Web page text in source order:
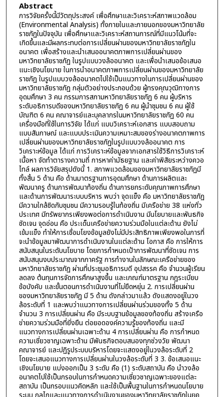
Abstract
การวิจัยครั้งนี้มีวัตถุประสงค์ เพื่อศึกษาและวิเคราะห์สภาพแวดล้อม
(Environmental Analysis) ทั้งภายในและภายนอกของมหาวิทยาลัย
ราชภัฏในปัจจุบัน เพื่อศึกษาและวิเคราะห์สถานการณ์ที่มีแนวโน้มที่จะ
เกิดขึ้นและมีผลกระทบต่อการเปลี่ยนผ่านของมหาวิทยาลัยราชภัฏใน
อนาคต เพื่อสร้างและนำเสนออนาคตภาพการเปลี่ยนผ่านของ
มหาวิทยาลัยราชภัฏ ในรูปแบบวงล้ออนาคต และเพื่อนำเสนอข้อเสนอ
แนะเชิงนโยบาย ในการนำอนาคตภาพการเปลี่ยนผ่านของมหาวิทยาลัย
ราชภัฏ ในรูปแบบวงล้ออนาคตไปใช้เป็นแนวทางในการเปลี่ยนผ่านของ
มหาวิทยาลัยราชภัฏ กลุ่มตัวอย่างประกอบด้วย ผู้ทรงคุณวุฒิทางการ
อุดมศึกษา 3 คน กรรมการสภามหาวิทยาลัยราชภัฏ 6 คน ผู้บริหาร
ระดับอธิการบดีของมหาวิทยาลัยราชภัฏ 6 คน ผู้นำชุมชน 6 คน ผู้ใช้
บัณฑิต 6 คน คณาจารย์และบุคลากรในมหาวิทยาลัยราชภัฏ 60 คน
เครื่องมือที่ใช้ในการวิจัย ได้แก่ แบบวิเคราะห์เอกสาร แบบสอบถาม
แบบสัมภาษณ์ และแบบประเมินความเหมาะสมของร่างอนาคตภาพการ
เปลี่ยนผ่านของมหาวิทยาลัยราชภัฏในรูปแบบวงล้ออนาคต การ
วิเคราะห์ข้อมูล ได้แก่ การวิเคราะห์ข้อมูลจากเอกสารใช้วิธีการวิเคราะห์
เนื้อหา จัดทำตารางความถี่ การหาค่ามัธยฐาน และค่าพิสัยระหว่างควอ
ไทล์ ผลการวิจัยสรุปดังนี้ 1. สภาพแวดล้อมของมหาวิทยาลัยราชภัฏมี
ทั้งสิ้น 5 ด้าน คือ ด้านมาตรฐานการอุดมศึกษา ด้านการผลิตและ
พัฒนาครู ด้านการพัฒนาท้องถิ่น ด้านการยกระดับคุณภาพการศึกษา
และด้านการพัฒนาระบบบริหาร พบว่า จุดแข็ง คือ มหาวิทยาลัยราชภัฏ
มีความใกล้ชิดกับชุมชน มีความรอบรู้ในท้องถิ่น มีเครือข่าย 38 แห่งทั่ว
ประเทศ มีทรัพยากรเพียงพอต่อการดำเนินงาน มีนโยบายและพันธกิจ
ชัดเจน จุดอ่อน คือ ประเด็นเครือข่ายความร่วมมือในแต่ละด้าน ยังไม่
เข้มแข็ง ทำให้การเชื่อมโยงข้อมูลยังไม่มีประสิทธิภาพเพียงพอในการที่
จะนำข้อมูลมาพัฒนาการดำเนินงานในแต่ละด้าน โอกาส คือ การให้การ
สนับสนุนในระดับนโยบาย โดยการกำหนดเป้าการพัฒนาที่ชัดเจน การ
สนับสนุนงบประมาณจากภาครัฐ การทำงานในลักษณะเครือข่ายของ
มหาวิทยาลัยราชภัฏ ผ่านที่ประชุมอธิการบดี อุปสรรค คือ จำนวนผู้เรียน
ลดลง ต้นทุนการจัดการศึกษาสูงขึ้น และเกณฑ์มาตรฐาน กฎระเบียบ
ข้อบังคับ และขั้นตอนการดำเนินงานที่ไม่ยืดหยุ่น 2. การเปลี่ยนผ่าน
ของมหาวิทยาลัยราชภัฏ มี 5 ด้าน ดังกล่าวมาแล้ว ดังแสดงอยู่ในวง
ล้อระดับที่ 1 และพบว่าแนวทางการเปลี่ยนผ่านร่วมของทั้ง 5 ด้าน
จำนวน 3 การเปลี่ยนผ่าน คือ มีระบบฐานข้อมูลของท้องถิ่น สร้างเครือ
ข่ายความร่วมมือที่ยั่งยืน ต่อยอดองค์ความรู้ของท้องถิ่น และมี
แนวทางการเปลี่ยนผ่านเฉพาะด้าน 4 การเปลี่ยนผ่าน คือ การกำหนด
ความเชี่ยวชาญเฉพาะด้าน มีพันธกิจตอบสนองทุกช่วงวัย พัฒนา
คณาจารย์ และปฏิรูประบบบริหารโดยจะแสดงอยู่ในวงล้อระดับที่ 2
โดยจะเสนอแนวทางการเปลี่ยนผ่านในวงล้อระดับที่ 3 3. ข้อเสนอแนะ
เชิงนโยบาย แบ่งออกเป็น 3 ระดับ คือ (1) ระดับสถาบัน คือ นำวงล้อ
อนาคตไปใช้เป็นกรอบในการกำหนดความเชี่ยวชาญเฉพาะของแต่ละ
สถาบัน เป็นกรอบแนวคิดหลัก และใช้เป็นพื้นฐานในการกำหนดนโยบาย